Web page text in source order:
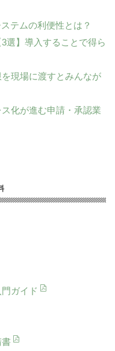
テムの利便性とは？
選】導入することで得ら
現場に渡すとみんなが
化が進む申請・承認業
ガイド